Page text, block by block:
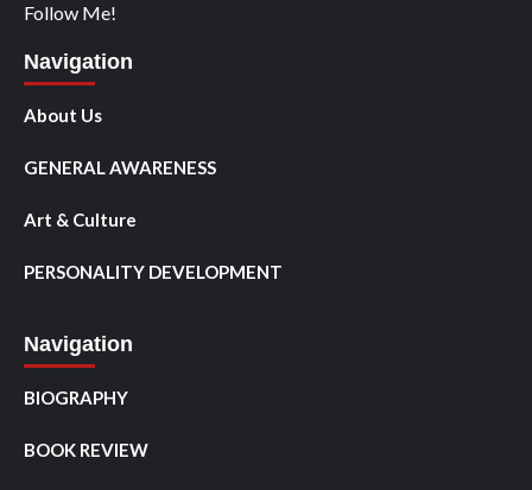
Follow Me!
Navigation
About Us
GENERAL AWARENESS
Art & Culture
PERSONALITY DEVELOPMENT
Navigation
BIOGRAPHY
BOOK REVIEW